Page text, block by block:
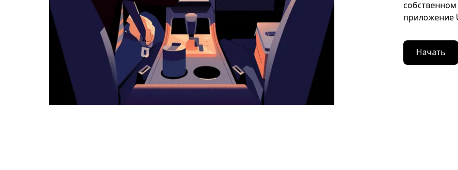
приложение
Начать